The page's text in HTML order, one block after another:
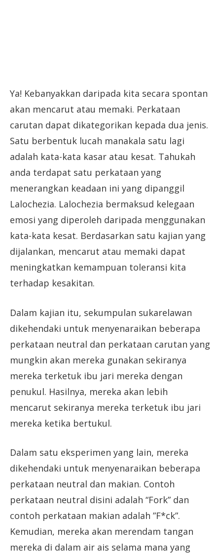
Ya! Kebanyakkan daripada kita secara spontan
akan mencarut atau memaki. Perkataan
carutan dapat dikategorikan kepada dua jenis.
Satu berbentuk lucah manakala satu lagi
adalah kata-kata kasar atau kesat. Tahukah
anda terdapat satu perkataan yang
menerangkan keadaan ini yang dipanggil
Lalochezia. Lalochezia bermaksud kelegaan
emosi yang diperoleh daripada menggunakan
kata-kata kesat. Berdasarkan satu kajian yang
dijalankan, mencarut atau memaki dapat
meningkatkan kemampuan toleransi kita
terhadap kesakitan.
Dalam kajian itu, sekumpulan sukarelawan
dikehendaki untuk menyenaraikan beberapa
perkataan neutral dan perkataan carutan yang
mungkin akan mereka gunakan sekiranya
mereka terketuk ibu jari mereka dengan
penukul. Hasilnya, mereka akan lebih
mencarut sekiranya mereka terketuk ibu jari
mereka ketika bertukul.
Dalam satu eksperimen yang lain, mereka
dikehendaki untuk menyenaraikan beberapa
perkataan neutral dan makian. Contoh
perkataan neutral disini adalah “Fork” dan
contoh perkataan makian adalah ”F*ck”.
Kemudian, mereka akan merendam tangan
mereka di dalam air ais selama mana yang